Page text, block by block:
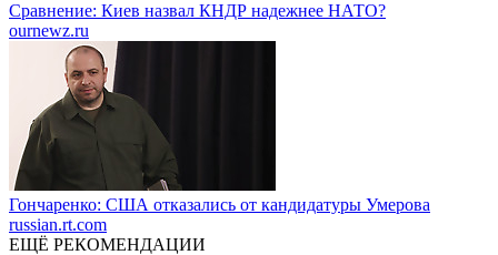
Сравнение: Киев назвал КНДР надежнее НАТО?
ournewz.ru
Гончаренко: США отказались от кандидатуры Умерова
russian.rt.com
ЕЩЁ РЕКОМЕНДАЦИИ